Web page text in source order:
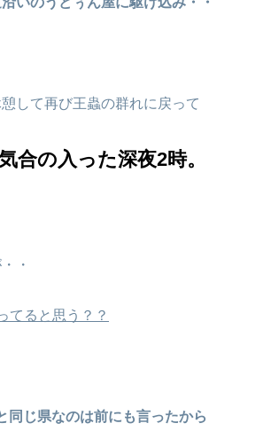
して再び王蟲の群れに戻って
合の入った深夜2時。
・
てると思う？？
同じ県なのは前にも言ったから